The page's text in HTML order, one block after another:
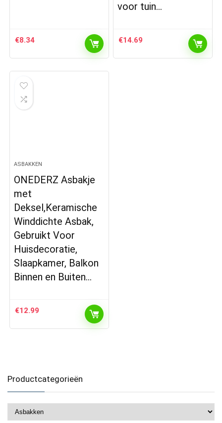
€8.34
voor tuin…
€14.69
ASBAKKEN
ONEDERZ Asbakje
met
Deksel,Keramische
Winddichte Asbak,
Gebruikt Voor
Huisdecoratie,
Slaapkamer, Balkon
Binnen en Buiten…
€12.99
Productcategorieën